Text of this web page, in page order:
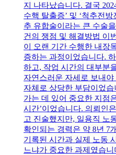
지 나타났습니다. 결국
수핵 탈출증’ 및 ‘척추전
추 유합술이라는 큰 수술
건의 쟁점 및 해결방법 이
이 오랜 기간 수행한 내장
증하는 과정이었습니다.
하고, 작업 시간의 대부분
자연스러운 자세로 보내
자체로 상당한 부담이었
가는 데 있어 중요한 지점
시간’이었습니다. 의뢰인
고 진술했지만, 일용직 노
확인되는 경력은 약 8년 7
기록된 시간과 실제 노동
느냐가 중요한 과제였습